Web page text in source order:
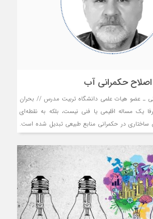
اصلاح حکمرانی آب
جمال محمدولی سامانی ـ عضو هیات علمی دانشگاه تربیت مدرس // بحران
یک مساله اقلیمی یا فنی نیست، بلکه به نقطه‌ای
در حکمرانی منابع طبیعی تبدیل شده است.
و کاهش کیفیت منابع، همگی نشان می‌دهد که
امکان‌پذیر نیست بلکه می‌تواند به فروپاشی اقتصادی
آبریز منجر شود.